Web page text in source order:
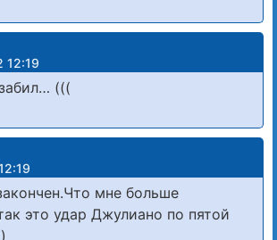
12:19
(((
мне больше
это удар Джулиано по пятой